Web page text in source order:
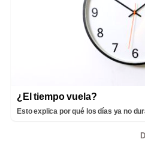
¿El tiempo vuela?
Esto explica por qué los días ya no